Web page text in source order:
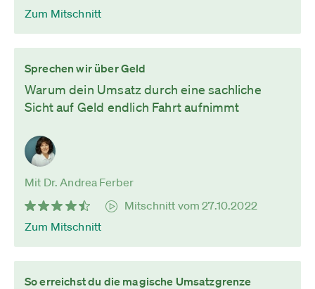
Zum Mitschnitt
Sprechen wir über Geld
Warum dein Umsatz durch eine sachliche
Sicht auf Geld endlich Fahrt aufnimmt
Mit Dr. Andrea Ferber
Mitschnitt vom 27.10.2022
Zum Mitschnitt
So erreichst du die magische Umsatzgrenze